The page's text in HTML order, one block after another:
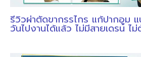
รีวิวผ่าตัดขากรรไกร แก้ปากอูม แ
วันไปงานได้แล้ว ไม่มีสายเดรน